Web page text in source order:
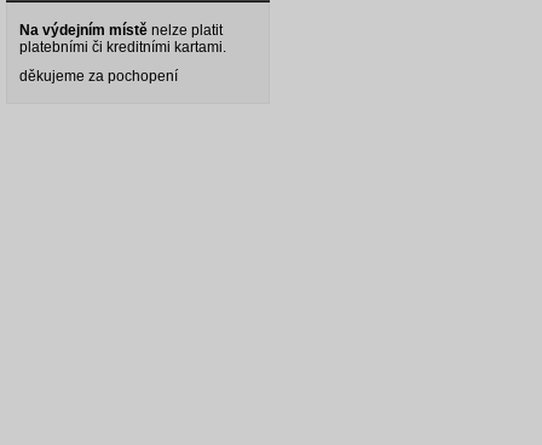
Na výdejním místě nelze platit
platebními či kreditními kartami.
děkujeme za pochopení